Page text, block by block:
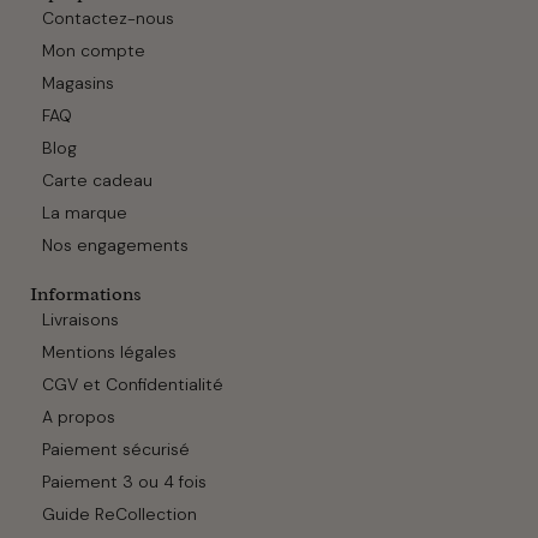
Contactez-nous
Mon compte
Magasins
FAQ
Blog
Carte cadeau
La marque
Nos engagements
Informations
Livraisons
Mentions légales
CGV et Confidentialité
A propos
Paiement sécurisé
Paiement 3 ou 4 fois
Guide ReCollection